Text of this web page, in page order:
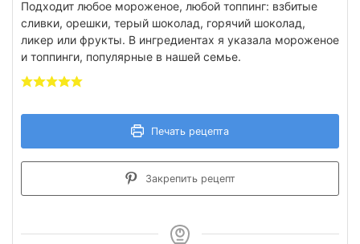
Подходит любое мороженое, любой топпинг: взбитые
сливки, орешки, терый шоколад, горячий шоколад,
ликер или фрукты. В ингредиентах я указала мороженое
и топпинги, популярные в нашей семье.
Печать рецепта
Закрепить рецепт